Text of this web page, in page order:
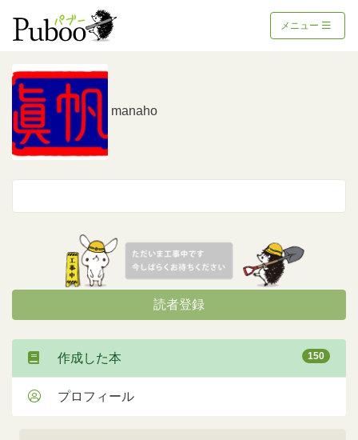
メニュー
manaho
読者登録
作成した本 150
プロフィール